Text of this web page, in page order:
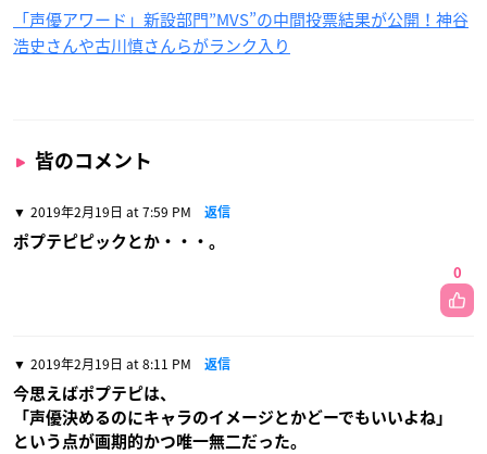
「声優アワード」新設部門”MVS”の中間投票結果が公開！神谷
浩史さんや古川慎さんらがランク入り
皆のコメント
2019年2月19日 at 7:59 PM 返信
ポプテピピックとか・・・。
0
2019年2月19日 at 8:11 PM 返信
今思えばポプテピは、
「声優決めるのにキャラのイメージとかどーでもいいよね」
という点が画期的かつ唯一無二だった。